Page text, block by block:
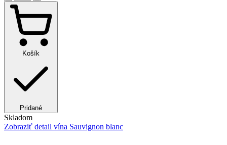
Košík
Pridané
Skladom
Zobraziť detail vína Sauvignon blanc